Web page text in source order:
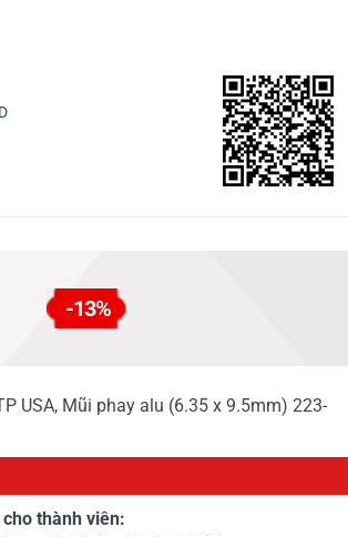
-13%
USA, Mũi phay alu (6.35 x 9.5mm) 223-
thành viên: